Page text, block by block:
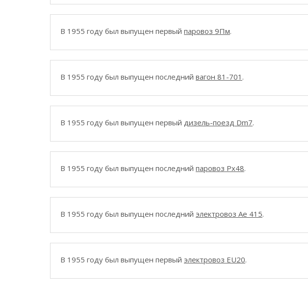
В 1955 году был выпущен первый паровоз 9Пм.
В 1955 году был выпущен последний вагон 81-701 .
В 1955 году был выпущен первый дизель-поезд Dm7.
В 1955 году был выпущен последний паровоз Px48.
В 1955 году был выпущен последний электровоз Ae 415.
В 1955 году был выпущен первый электровоз EU20.